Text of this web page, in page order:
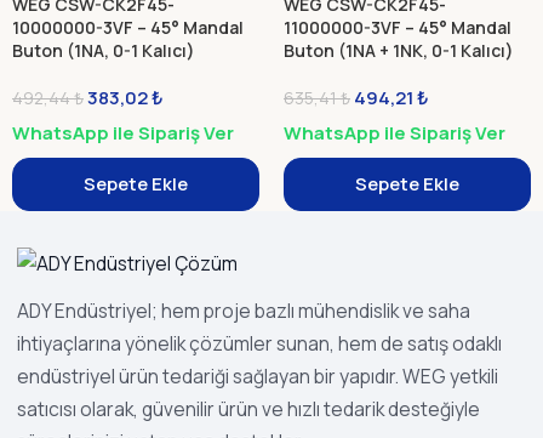
10000000-3VF – 45° Mandal
Buton (1NA, 0-1 Kalıcı)
492,44₺383,02₺
WhatsApp ile Sipariş Ver
Sepete Ekle
11000000-3VF – 45° Mandal
Buton (1NA + 1NK, 0-1 Kalıcı)
635,41₺ 494,21₺
WhatsApp ile Sipariş Ver
Sepete Ekle
ADY Endüstriyel; hem proje bazlı mühendislik ve saha
ihtiyaçlarına yönelik çözümler sunan, hem de satış odaklı
endüstriyel ürün tedariği sağlayan bir yapıdır. WEG yetkili
satıcısı olarak, güvenilir ürün ve hızlı tedarik desteğiyle